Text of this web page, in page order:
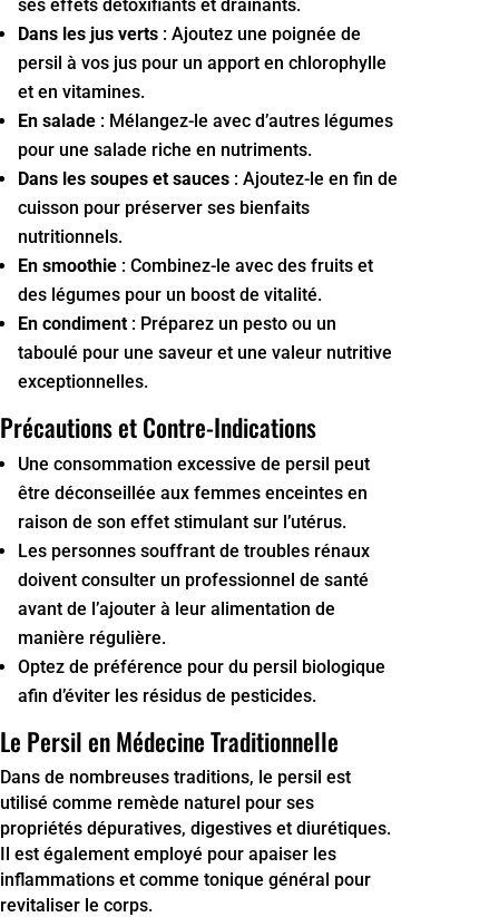
ses effets détoxifiants et drainants.
Dans les jus verts : Ajoutez une poignée de
persil à vos jus pour un apport en chlorophylle
et en vitamines.
En salade : Mélangez-le avec d’autres légumes
pour une salade riche en nutriments.
Dans les soupes et sauces : Ajoutez-le en fin de
cuisson pour préserver ses bienfaits
nutritionnels.
En smoothie : Combinez-le avec des fruits et
des légumes pour un boost de vitalité.
En condiment: Préparez un pesto ou un
taboulé pour une saveur et une valeur nutritive
exceptionnelles.
Précautions et Contre-Indications
Une consommation excessive de persil peut
être déconseillée aux femmes enceintes en
raison de son effet stimulant sur l’utérus.
Les personnes souffrant de troubles rénaux
doivent consulter un professionnel de santé
avant de l’ajouter à leur alimentation de
manière régulière.
Optez de préférence pour du persil biologique
afin d’éviter les résidus de pesticides.
Le Persil en Médecine Traditionnelle
Dans de nombreuses traditions, le persil est
utilisé comme remède naturel pour ses
propriétés dépuratives, digestives et diurétiques.
Il est également employé pour apaiser les
inflammations et comme tonique général pour
revitaliser le corps.